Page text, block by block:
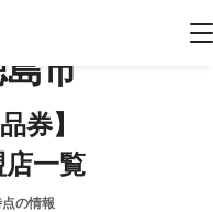
市
券】
一覧
点の情報